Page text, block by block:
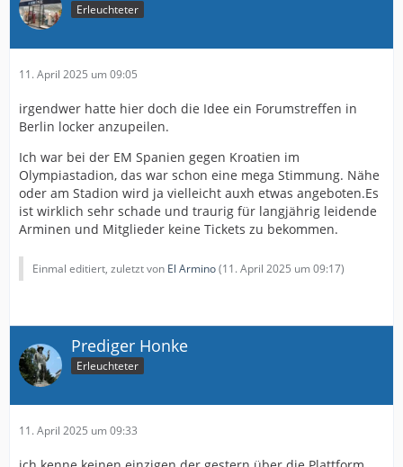
Erleuchteter
11. April 2025 um 09:05
irgendwer hatte hier doch die Idee ein Forumstreffen in
Berlin locker anzupeilen.
Ich war bei der EM Spanien gegen Kroatien im
Olympiastadion, das war schon eine mega Stimmung. Nähe
oder am Stadion wird ja vielleicht auxh etwas angeboten.Es
ist wirklich sehr schade und traurig für langjährig leidende
Arminen und Mitglieder keine Tickets zu bekommen.
Einmal editiert, zuletzt von El Armino(11. April 2025 um 09:17)
Prediger Honke
Erleuchteter
11. April 2025 um 09:33